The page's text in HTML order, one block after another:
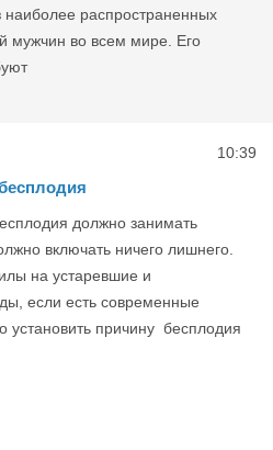
распространенных
мужчин во всем мире. Его
10:39
должно занимать
включать ничего лишнего.
на устаревшие и
если есть современные
причину бесплодия